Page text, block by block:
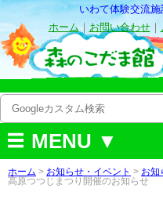
いわて体験交流
ホーム｜ お問い合わせ｜
MENU ▼
ホーム > お知らせ・イベント > お知
高原つつじまつり開催のお知らせ